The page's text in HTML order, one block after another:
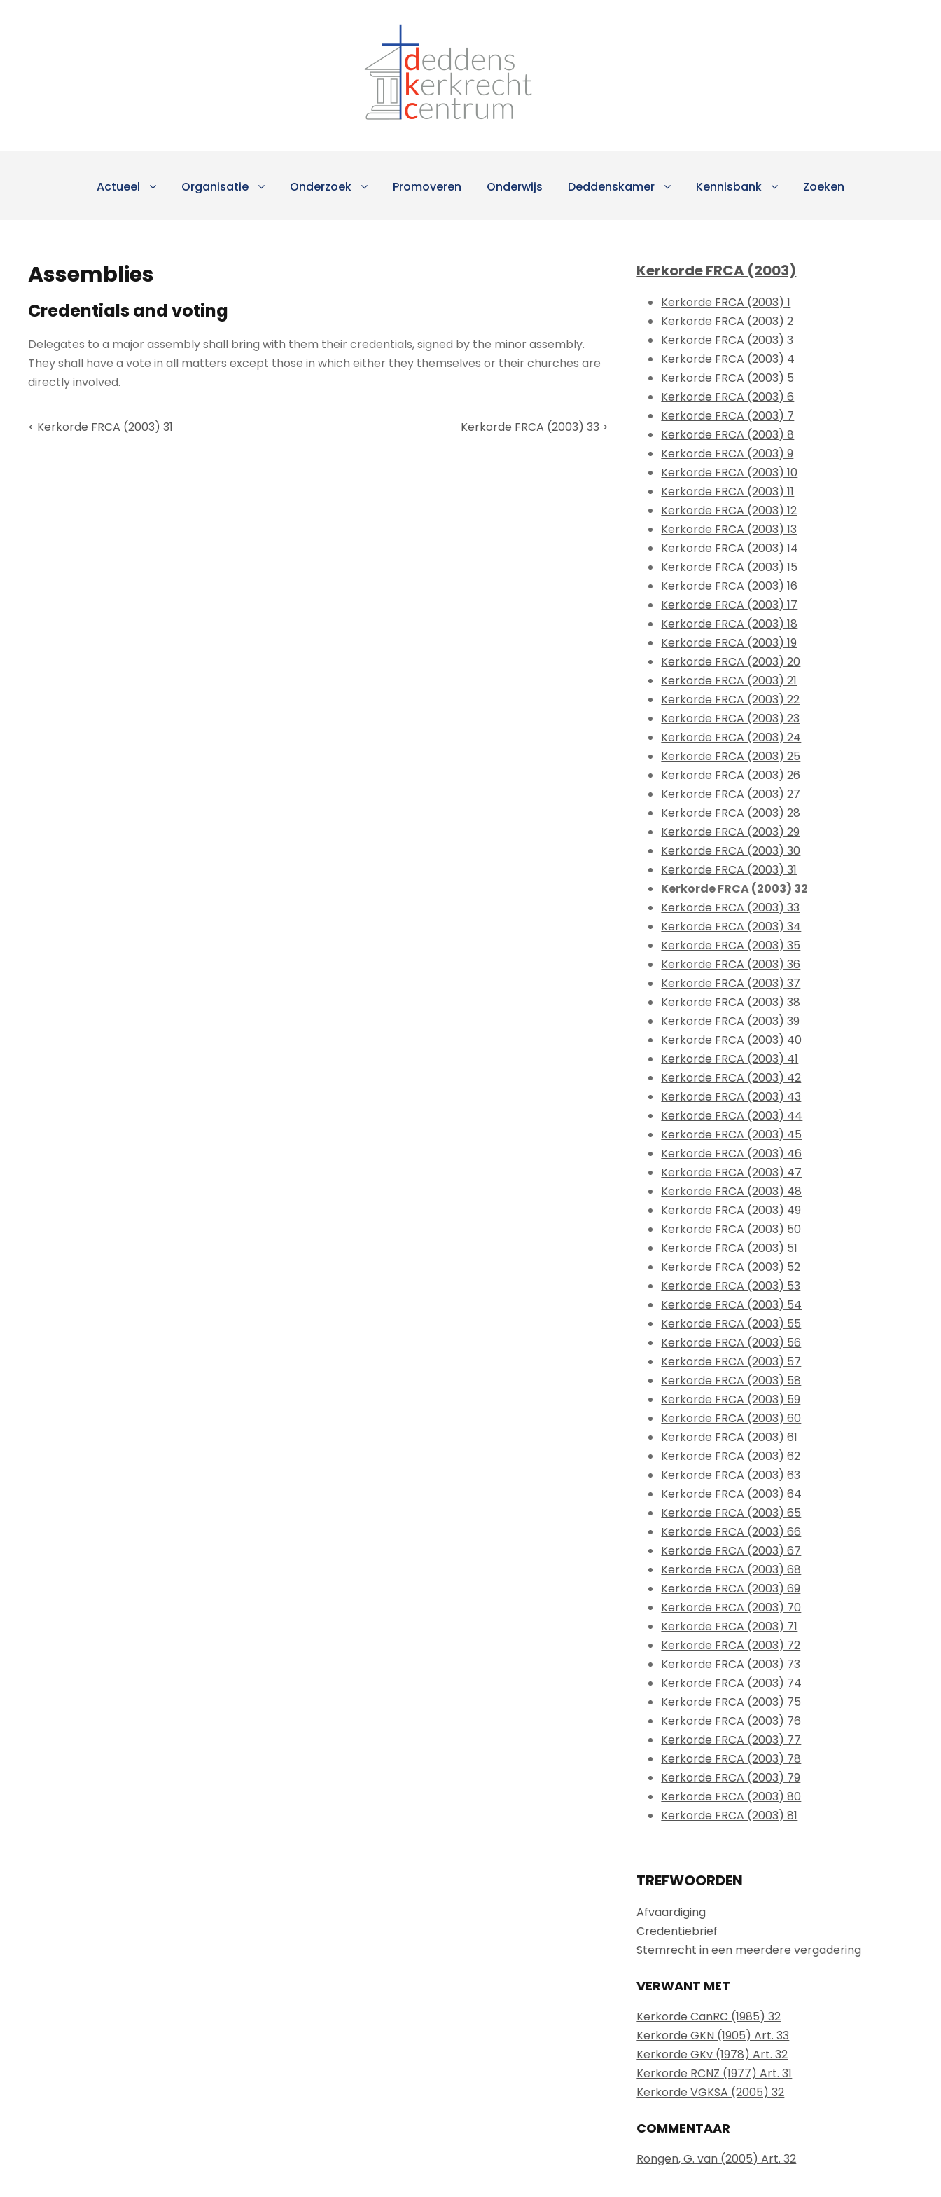
Actueel Organisatie Onderzoek Promoveren Onderwijs Deddenskamer Kennisbank Zoeken
Assemblies
Credentials and voting
Delegates to a major assembly shall bring with them their credentials, signed by the minor assembly.
They shall have a vote in all matters except those in which either they themselves or their churches are
directly involved.
< Kerkorde FRCA (2003) 31 Kerkorde FRCA (2003) 33 >
Kerkorde FRCA (2003)
Kerkorde FRCA (2003) 1
Kerkorde FRCA (2003) 2
Kerkorde FRCA (2003) 3
Kerkorde FRCA (2003) 4
Kerkorde FRCA (2003) 5
Kerkorde FRCA (2003) 6
Kerkorde FRCA (2003) 7
Kerkorde FRCA (2003) 8
Kerkorde FRCA (2003) 9
Kerkorde FRCA (2003) 10
Kerkorde FRCA (2003) 11
Kerkorde FRCA (2003) 12
Kerkorde FRCA (2003) 13
Kerkorde FRCA (2003) 14
Kerkorde FRCA (2003) 15
Kerkorde FRCA (2003) 16
Kerkorde FRCA (2003) 17
Kerkorde FRCA (2003) 18
Kerkorde FRCA (2003) 19
Kerkorde FRCA (2003) 20
Kerkorde FRCA (2003) 21
Kerkorde FRCA (2003) 22
Kerkorde FRCA (2003) 23
Kerkorde FRCA (2003) 24
Kerkorde FRCA (2003) 25
Kerkorde FRCA (2003) 26
Kerkorde FRCA (2003) 27
Kerkorde FRCA (2003) 28
Kerkorde FRCA (2003) 29
Kerkorde FRCA (2003) 30
Kerkorde FRCA (2003) 31
Kerkorde FRCA (2003) 32
Kerkorde FRCA (2003) 33
Kerkorde FRCA (2003) 34
Kerkorde FRCA (2003) 35
Kerkorde FRCA (2003) 36
Kerkorde FRCA (2003) 37
Kerkorde FRCA (2003) 38
Kerkorde FRCA (2003) 39
Kerkorde FRCA (2003) 40
Kerkorde FRCA (2003) 41
Kerkorde FRCA (2003) 42
Kerkorde FRCA (2003) 43
Kerkorde FRCA (2003) 44
Kerkorde FRCA (2003) 45
Kerkorde FRCA (2003) 46
Kerkorde FRCA (2003) 47
Kerkorde FRCA (2003) 48
Kerkorde FRCA (2003) 49
Kerkorde FRCA (2003) 50
Kerkorde FRCA (2003) 51
Kerkorde FRCA (2003) 52
Kerkorde FRCA (2003) 53
Kerkorde FRCA (2003) 54
Kerkorde FRCA (2003) 55
Kerkorde FRCA (2003) 56
Kerkorde FRCA (2003) 57
Kerkorde FRCA (2003) 58
Kerkorde FRCA (2003) 59
Kerkorde FRCA (2003) 60
Kerkorde FRCA (2003) 61
Kerkorde FRCA (2003) 62
Kerkorde FRCA (2003) 63
Kerkorde FRCA (2003) 64
Kerkorde FRCA (2003) 65
Kerkorde FRCA (2003) 66
Kerkorde FRCA (2003) 67
Kerkorde FRCA (2003) 68
Kerkorde FRCA (2003) 69
Kerkorde FRCA (2003) 70
Kerkorde FRCA (2003) 71
Kerkorde FRCA (2003) 72
Kerkorde FRCA (2003) 73
Kerkorde FRCA (2003) 74
Kerkorde FRCA (2003) 75
Kerkorde FRCA (2003) 76
Kerkorde FRCA (2003) 77
Kerkorde FRCA (2003) 78
Kerkorde FRCA (2003) 79
Kerkorde FRCA (2003) 80
Kerkorde FRCA (2003) 81
TREFWOORDEN
Afvaardiging
Credentiebrief
Stemrecht in een meerdere vergadering
VERWANT MET
Kerkorde CanRC (1985) 32
Kerkorde GKN (1905) Art. 33
Kerkorde GKv (1978) Art. 32
Kerkorde RCNZ (1977) Art. 31
Kerkorde VGKSA (2005) 32
COMMENTAAR
Rongen, G. van (2005) Art. 32